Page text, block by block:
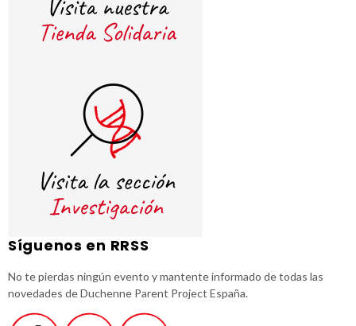
Síguenos en RRSS
No te pierdas ningún evento y mantente informado de todas las
novedades de Duchenne Parent Project España.